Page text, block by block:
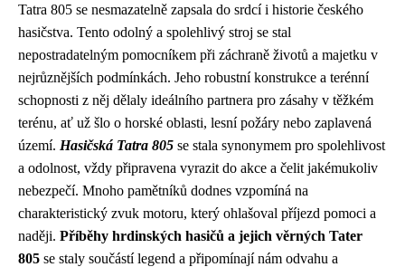
Tatra 805 se nesmazatelně zapsala do srdcí i historie českého
hasičstva. Tento odolný a spolehlivý stroj se stal
nepostradatelným pomocníkem při záchraně životů a majetku v
nejrůznějších podmínkách. Jeho robustní konstrukce a terénní
schopnosti z něj dělaly ideálního partnera pro zásahy v těžkém
terénu, ať už šlo o horské oblasti, lesní požáry nebo zaplavená
území. Hasičská Tatra 805 se stala synonymem pro spolehlivost
a odolnost, vždy připravena vyrazit do akce a čelit jakémukoliv
nebezpečí. Mnoho pamětníků dodnes vzpomíná na
charakteristický zvuk motoru, který ohlašoval příjezd pomoci a
naději. Příběhy hrdinských hasičů a jejich věrných Tater
805 se staly součástí legend a připomínají nám odvahu a